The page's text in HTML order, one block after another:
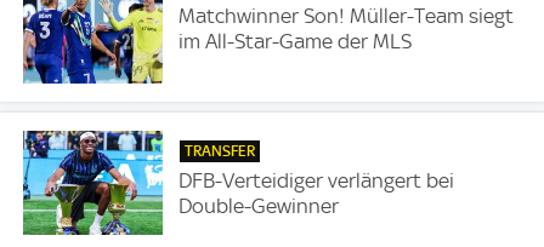
Matchwinner Son! Müller-Team siegt
im All-Star-Game der MLS
TRANSFER
DFB-Verteidiger verlängert bei
Double-Gewinner